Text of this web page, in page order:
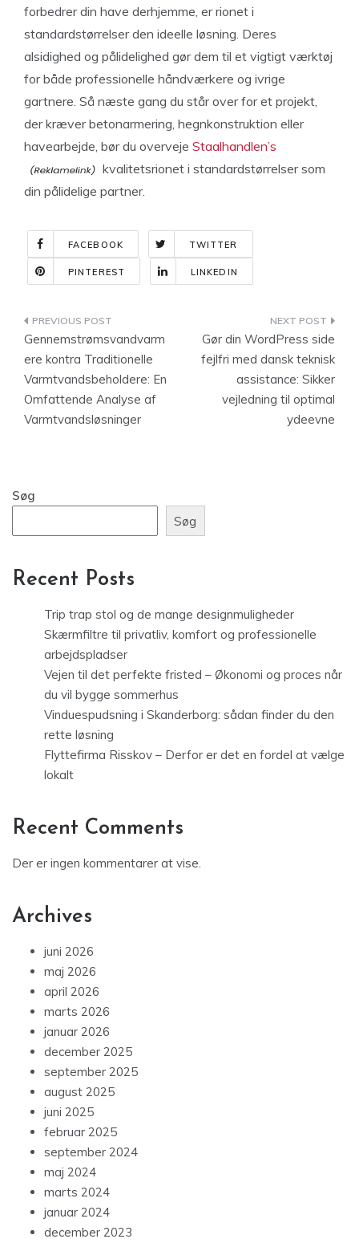
forbedrer din have derhjemme, er rionet i
standardstørrelser den ideelle løsning. Deres
alsidighed og pålidelighed gør dem til et vigtigt værktøj
for både professionelle håndværkere og ivrige
gartnere. Så næste gang du står over for et projekt,
der kræver betonarmering, hegnkonstruktion eller
havearbejde, bør du overveje Staalhandlen’s
kvalitetsrionet i standardstørrelser som
din pålidelige partner.
FACEBOOK TWITTER
PINTEREST LINKEDIN
Indlægsnavigation
Gennemstrømsvandvarm
ere kontra Traditionelle
Varmtvandsbeholdere: En
Omfattende Analyse af
Varmtvandsløsninger
Gør din WordPress side
fejlfri med dansk teknisk
assistance: Sikker
vejledning til optimal
ydeevne
Søg
Søg
Recent Posts
Trip trap stol og de mange designmuligheder
Skærmfiltre til privatliv, komfort og professionelle
arbejdspladser
Vejen til det perfekte fristed – Økonomi og proces når
du vil bygge sommerhus
Vinduespudsning i Skanderborg: sådan finder du den
rette løsning
Flyttefirma Risskov – Derfor er det en fordel at vælge
lokalt
Recent Comments
Der er ingen kommentarer at vise.
Archives
juni 2026
maj 2026
april 2026
marts 2026
januar 2026
december 2025
september 2025
august 2025
juni 2025
februar 2025
september 2024
maj 2024
marts 2024
januar 2024
december 2023